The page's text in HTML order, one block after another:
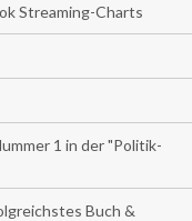
Streaming-Charts
1 in der "Politik-
Buch &